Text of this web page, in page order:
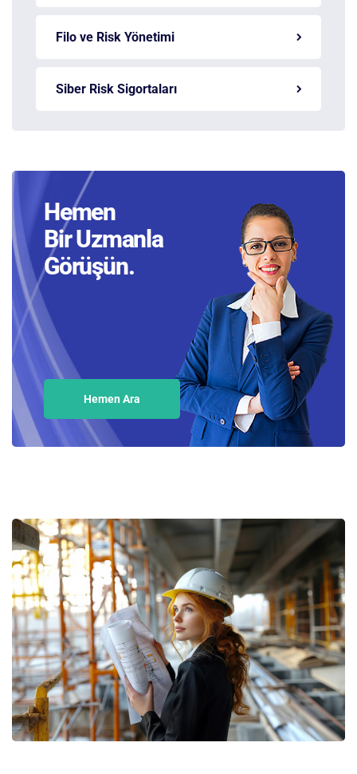
Filo ve Risk Yönetimi
Siber Risk Sigortaları
Hemen
Bir Uzmanla
Görüşün.
Hemen Ara